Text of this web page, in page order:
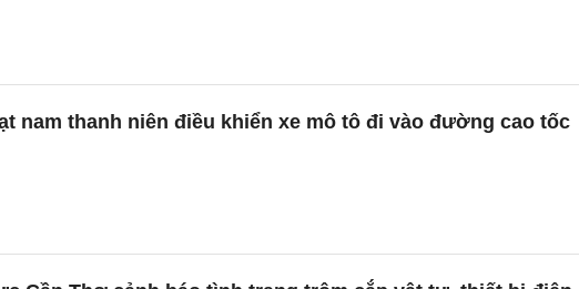
nam thanh niên điều khiển xe mô tô đi vào đường cao tốc